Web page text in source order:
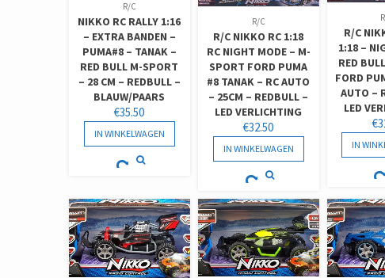
R/C
NIKKO RC RALLY 1:16
– EXTRA BANDEN –
PUMA#8 – TANAK –
RED BULL M-SPORT
– 28 CM – REDBULL –
BLAUW/PAARS
€35.50
IN WINKELWAGEN
R/C
R/C NIKKO RC 1:18
RC NIGHT MODE – M-
SPORT FORD PUMA
#8 TANAK – RC AUTO
– 25CM – REDBULL –
LED VERLICHTING
€32.50
IN WINKELWAGEN
R/C
1:18 –
RED
FORD
AUTO –
LED
€
IN